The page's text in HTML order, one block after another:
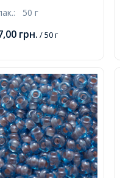
TM,
50 г
грн. / 50 г